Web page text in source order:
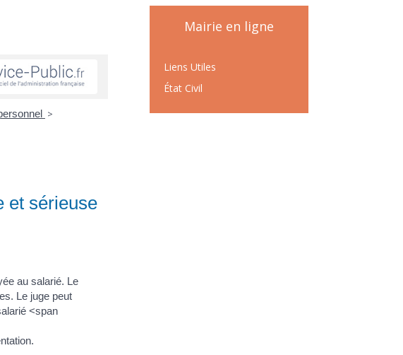
>
et sérieuse
au salarié. Le
Le juge peut
<span
Mairie en ligne
Liens Utiles
État Civil